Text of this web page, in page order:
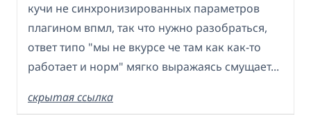
кучи не синхронизированных параметров
плагином впмл, так что нужно разобраться,
ответ типо "мы не вкурсе че там как как-то
работает и норм" мягко выражаясь смущает...
скрытая ссылка